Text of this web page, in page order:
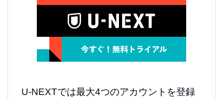
U-NEXTでは最大4つのアカウントを登録